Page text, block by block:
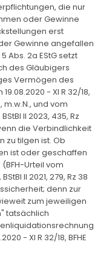
die nur
oder Gewinne
erst
Gewinne angefallen
Abs. 2a EStG setzt
des Gläubigers
Vermögen des
- XI R 32/18,
m.w.N., und vom
II 2023, 435, Rz
die Verbindlichkeit
zu tilgen ist. Ob
ist oder geschaffen
Urteil vom
II 2021, 279, Rz 38
denn zur
zum jeweiligen
tatsächlich
- XI R 32/18, BFHE